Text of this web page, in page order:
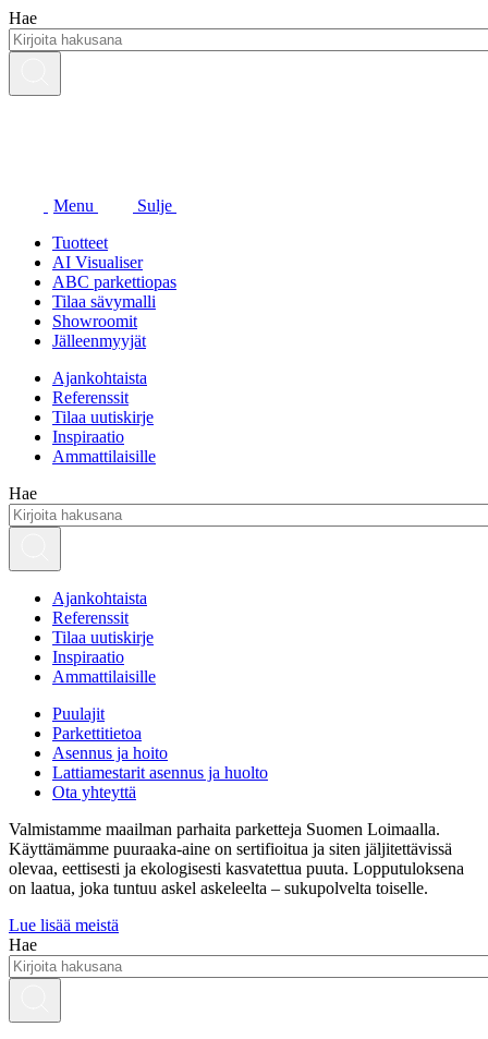
Siirry
sisältöön
Hae
Menu
Sulje
Tuotteet
AI Visualiser
ABC parkettiopas
Tilaa sävymalli
Showroomit
Jälleenmyyjät
Ajankohtaista
Referenssit
Tilaa uutiskirje
Inspiraatio
Ammattilaisille
Hae
Ajankohtaista
Referenssit
Tilaa uutiskirje
Inspiraatio
Ammattilaisille
Puulajit
Parkettitietoa
Asennus ja hoito
Lattiamestarit asennus ja huolto
Ota yhteyttä
Valmistamme maailman parhaita parketteja Suomen Loimaalla.
Käyttämämme puuraaka-aine on sertifioitua ja siten jäljitettävissä
olevaa, eettisesti ja ekologisesti kasvatettua puuta. Lopputuloksena
on laatua, joka tuntuu askel askeleelta – sukupolvelta toiselle.
Lue lisää meistä
Hae